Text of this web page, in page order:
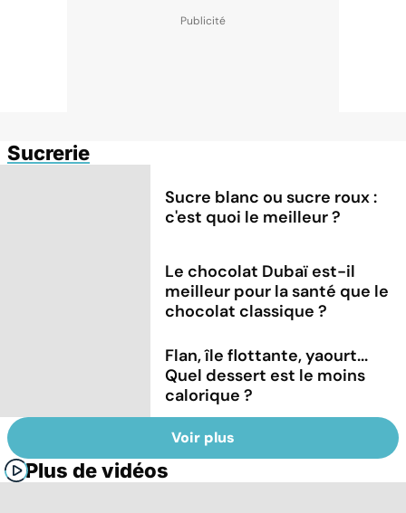
Sucrerie
Sucre blanc ou sucre roux :
c'est quoi le meilleur ?
Le chocolat Dubaï est-il
meilleur pour la santé que le
chocolat classique ?
Flan, île flottante, yaourt...
Quel dessert est le moins
calorique ?
Voir plus
Plus de vidéos